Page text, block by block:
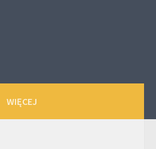
WIĘCEJ